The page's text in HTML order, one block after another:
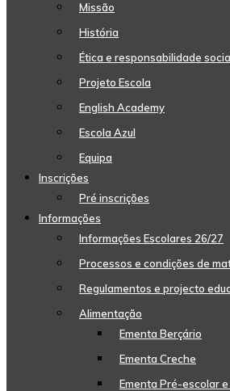
Missão
História
Ética e responsabilidade
Projeto Escola
English Academy
Escola Azul
Equipa
Inscrições
Pré inscrições
Informações
Informações Escolares 26/27
Processos e condições de
Regulamentos e projecto
Alimentação
Ementa Berçário
Ementa Creche
Ementa Pré-escolar e